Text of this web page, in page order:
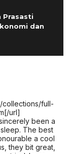
Prasasti
dan
collections/full-
url]
been a
The best
a cool
they bit great,